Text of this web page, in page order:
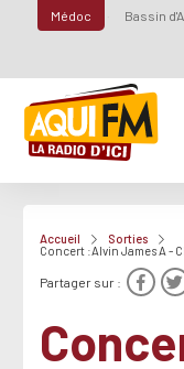
Médoc Bassin
Accueil
Sorties
Concert :Alvin James A -
Partager sur :